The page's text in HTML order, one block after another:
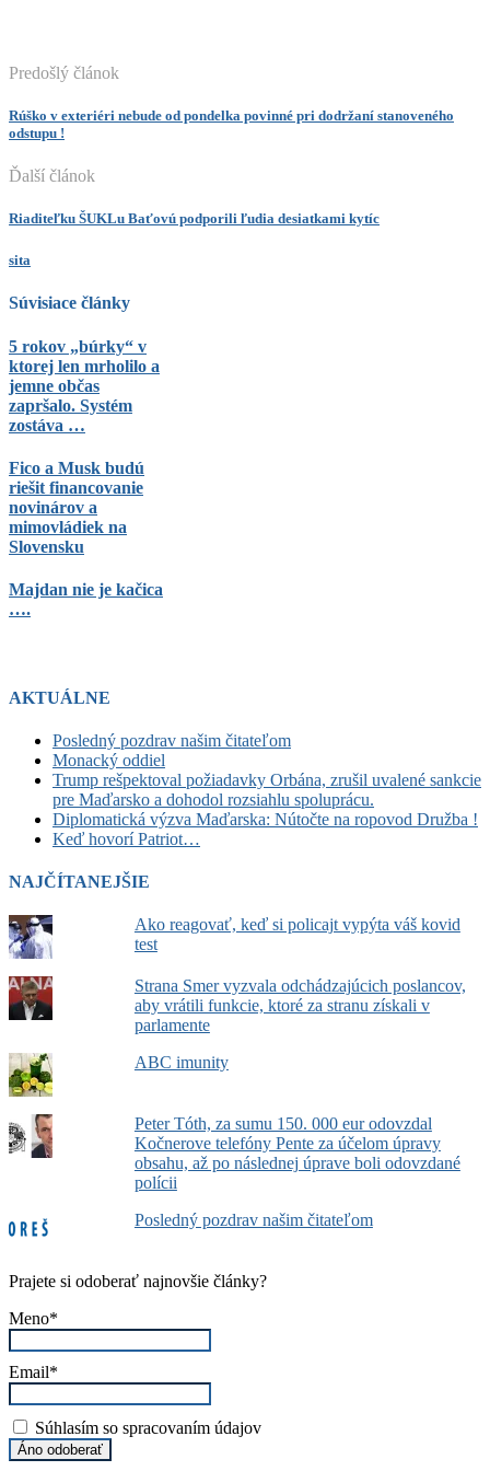
Predošlý článok
Rúško v exteriéri nebude od pondelka povinné pri dodržaní stanoveného
odstupu !
Ďalší článok
Riaditeľku ŠUKLu Baťovú podporili ľudia desiatkami kytíc
sita
Súvisiace články
5 rokov „búrky“ v
ktorej len mrholilo a
jemne občas
zapršalo. Systém
zostáva …
Fico a Musk budú
riešit financovanie
novinárov a
mimovládiek na
Slovensku
Majdan nie je kačica
….
AKTUÁLNE
Posledný pozdrav našim čitateľom
Monacký oddiel
Trump rešpektoval požiadavky Orbána, zrušil uvalené sankcie
pre Maďarsko a dohodol rozsiahlu spoluprácu.
Diplomatická výzva Maďarska: Nútočte na ropovod Družba !
Keď hovorí Patriot…
NAJČÍTANEJŠIE
Ako reagovať, keď si policajt vypýta váš kovid
test
Strana Smer vyzvala odchádzajúcich poslancov,
aby vrátili funkcie, ktoré za stranu získali v
parlamente
ABC imunity
Peter Tóth, za sumu 150. 000 eur odovzdal
Kočnerove telefóny Pente za účelom úpravy
obsahu, až po následnej úprave boli odovzdané
polícii
Posledný pozdrav našim čitateľom
Prajete si odoberať najnovšie články?
Meno*
Email*
Súhlasím so spracovaním údajov